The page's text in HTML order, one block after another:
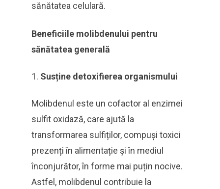
sănătatea celulară.
Beneficiile molibdenului pentru
sănătatea generală
Susține detoxifierea organismului
Molibdenul este un cofactor al enzimei
sulfit oxidază, care ajută la
transformarea sulfiților, compuși toxici
prezenți în alimentație și în mediul
înconjurător, în forme mai puțin nocive.
Astfel, molibdenul contribuie la